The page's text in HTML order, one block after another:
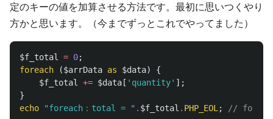
定のキーの値を加算させる方法です。最初に思いつくやり
方かと思います。（今までずっとこれでやってました）
$f_total = 0;
foreach
($arrData as $data)
{
$f_total
+= $data [ 'quantity' ];
}
echo
"foreach：total = " . $f_total . PHP_EOL ; //